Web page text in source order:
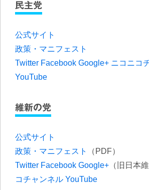
民主党
公式サイト
政策・マニフェスト
Twitter Facebook Google+ ニコニコ
YouTube
維新の党
公式サイト
政策・マニフェスト
（PDF）
Twitter Facebook Google+ （旧日本
コチャンネル YouTube